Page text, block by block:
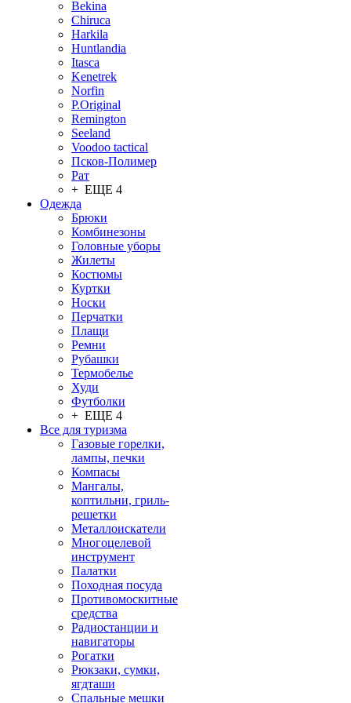
Bekina
Chiruсa
Harkila
Huntlandia
Itasca
Kenetrek
Norfin
P.Original
Remington
Seeland
Voodoo tactical
Псков-Полимер
Рат
+ ЕЩЕ 4
Одежда
Брюки
Комбинезоны
Головные уборы
Жилеты
Костюмы
Куртки
Носки
Перчатки
Плащи
Ремни
Рубашки
Термобелье
Худи
Футболки
+ ЕЩЕ 4
Все для туризма
Газовые горелки,
лампы, печки
Компасы
Мангалы,
коптильни, гриль-
решетки
Металлоискатели
Многоцелевой
инструмент
Палатки
Походная посуда
Противомоскитные
средства
Радиостанции и
навигаторы
Рогатки
Рюкзаки, сумки,
ягдташи
Спальные мешки